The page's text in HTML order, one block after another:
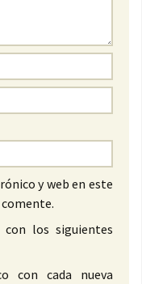
y web en este
los siguientes
con cada nueva